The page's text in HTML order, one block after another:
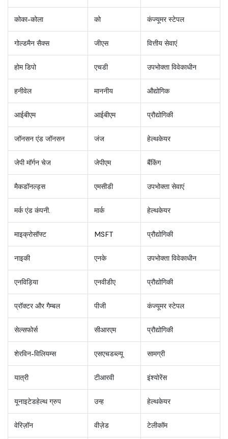
कोका-कोला को कंज्यूमर स्टेपल
गोल्डमैन सैक्स जीएस वित्तीय सेवाएं
होम डिपो एचडी उपभोक्ता विवेकाधीन
हनीवेल माननीय औद्योगिक
आईबीएम आईबीएम प्रौद्योगिकी
जॉनसन एंड जॉनसन जंज हेल्थकेयर
जेपी मॉर्गन चेज जेपीएम बैंकिंग
मैकडॉनल्ड्स एमसीडी उपभोक्ता सेवाएं
मर्क एंड कंपनी. मार्क हेल्थकेयर
माइक्रोसॉफ्ट MSFT प्रौद्योगिकी
नाइकी एनके उपभोक्ता विवेकाधीन
एनविड़िया एनवीडीए प्रौद्योगिकी
प्रॉक्टर और गैम्बल पीजी कंज्यूमर स्टेपल
सेल्सफोर्स सीआरएम प्रौद्योगिकी
शेरविन-विलियम्स एसएचडब्ल्यू सामग्री
यात्री टीआरवी इंश्योरेंस
यूनाइटेडहेल्थ ग्रुप उन्ह हेल्थकेयर
वेरिज़ॉन वीज़ेड टेलीकॉम